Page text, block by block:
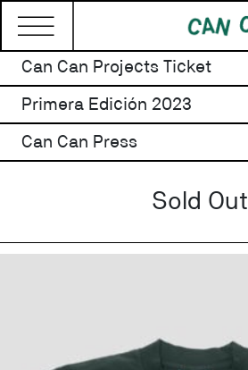
Can Can Projects Ticket
Primera Edición 2023
Can Can Press
Sold Out